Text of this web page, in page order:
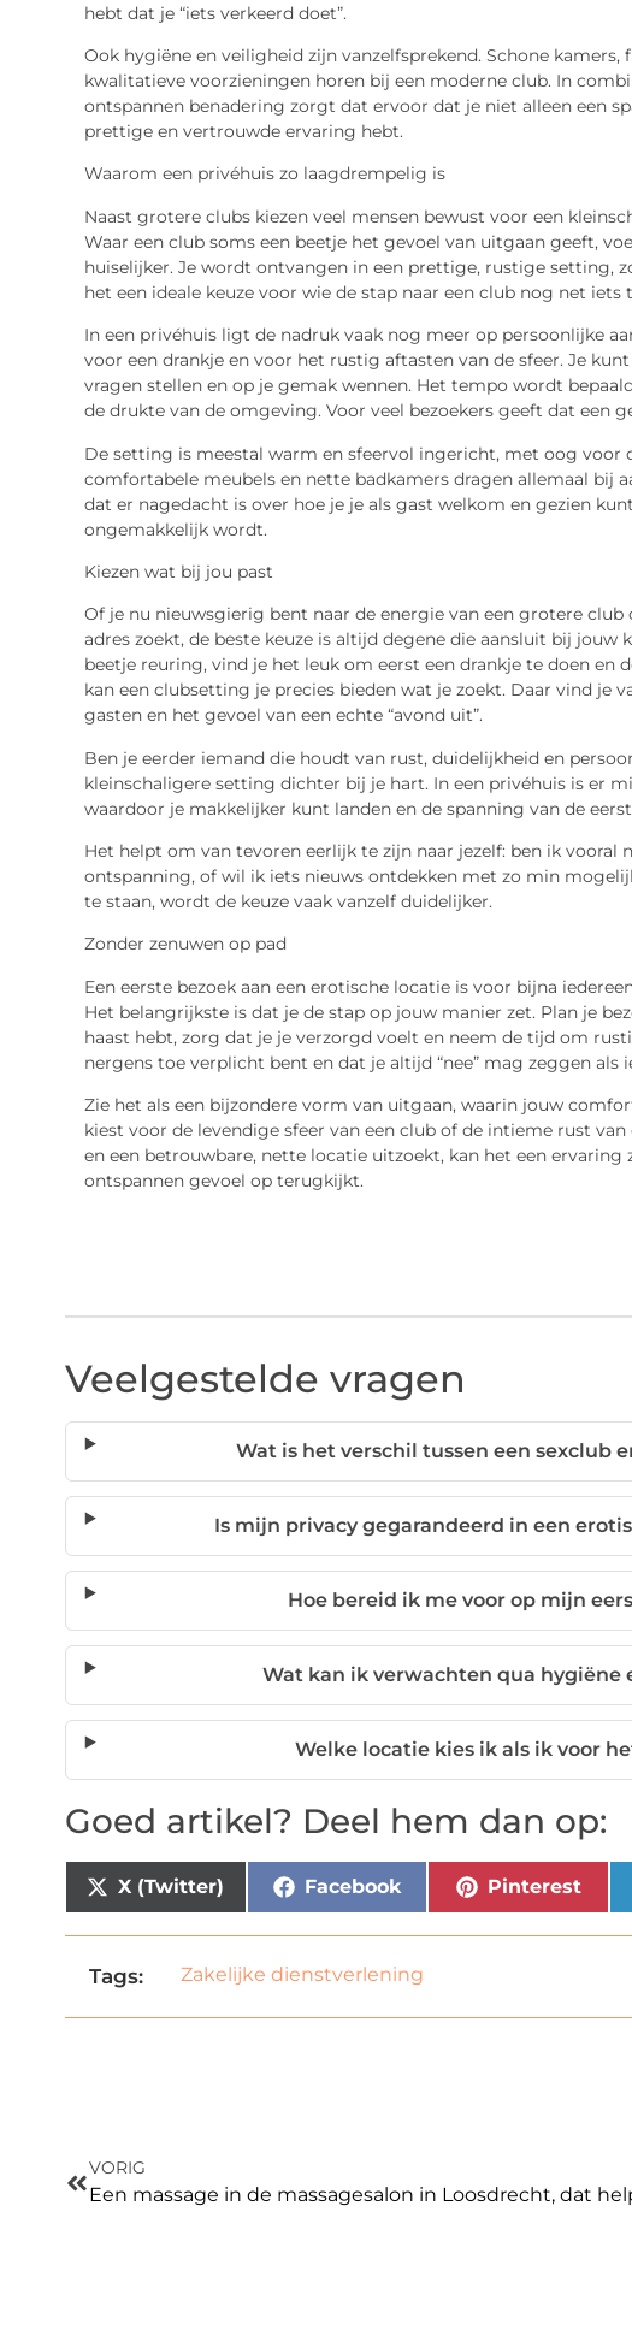
hebt dat je “iets verkeerd doet”.
Ook hygiëne en veiligheid zijn vanzelfsprekend. Schone
kwalitatieve voorzieningen horen bij een moderne club. In
ontspannen benadering zorgt dat ervoor dat je niet alleen een
prettige en vertrouwde ervaring hebt.
Waarom een privéhuis zo laagdrempelig is
Naast grotere clubs kiezen veel mensen bewust voor een
Waar een club soms een beetje het gevoel van uitgaan geeft,
huiselijker. Je wordt ontvangen in een prettige, rustige setting,
het een ideale keuze voor wie de stap naar een club nog net
In een privéhuis ligt de nadruk vaak nog meer op persoonlijke
voor een drankje en voor het rustig aftasten van de sfeer. Je
vragen stellen en op je gemak wennen. Het tempo wordt
de drukte van de omgeving. Voor veel bezoekers geeft dat een
De setting is meestal warm en sfeervol ingericht, met oog voor
comfortabele meubels en nette badkamers dragen allemaal bij
dat er nagedacht is over hoe je je als gast welkom en gezien
ongemakkelijk wordt.
Kiezen wat bij jou past
Of je nu nieuwsgierig bent naar de energie van een grotere
adres zoekt, de beste keuze is altijd degene die aansluit bij jouw
beetje reuring, vind je het leuk om eerst een drankje te doen en
kan een clubsetting je precies bieden wat je zoekt. Daar vind je
gasten en het gevoel van een echte “avond uit”.
Ben je eerder iemand die houdt van rust, duidelijkheid en
kleinschaligere setting dichter bij je hart. In een privéhuis is er
waardoor je makkelijker kunt landen en de spanning van de
Het helpt om van tevoren eerlijk te zijn naar jezelf: ben ik vooral
ontspanning, of wil ik iets nieuws ontdekken met zo min
te staan, wordt de keuze vaak vanzelf duidelijker.
Zonder zenuwen op pad
Een eerste bezoek aan een erotische locatie is voor bijna
Het belangrijkste is dat je de stap op jouw manier zet. Plan je
haast hebt, zorg dat je je verzorgd voelt en neem de tijd om
nergens toe verplicht bent en dat je altijd “nee” mag zeggen als
Zie het als een bijzondere vorm van uitgaan, waarin jouw
kiest voor de levendige sfeer van een club of de intieme rust
en een betrouwbare, nette locatie uitzoekt, kan het een
ontspannen gevoel op terugkijkt.
Veelgestelde vragen
Wat is het verschil tussen een sexclub
Is mijn privacy gegarandeerd in een
Hoe bereid ik me voor op mijn
Wat kan ik verwachten qua hygiëne
Welke locatie kies ik als ik voor
Goed artikel? Deel hem dan op:
X (Twitter) Facebook Pinterest
Tags: Zakelijke dienstverlening
VORIG
Een massage in de massagesalon in Loosdrecht, dat